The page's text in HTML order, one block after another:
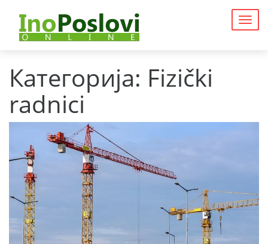
Категорија: Fizički
radnici